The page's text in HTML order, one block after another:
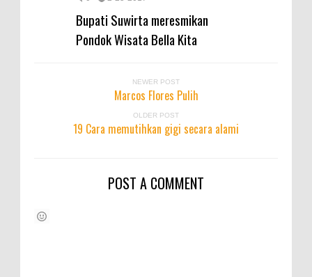
Bupati Suwirta meresmikan
Pondok Wisata Bella Kita
NEWER POST
Marcos Flores Pulih
OLDER POST
19 Cara memutihkan gigi secara alami
POST A COMMENT